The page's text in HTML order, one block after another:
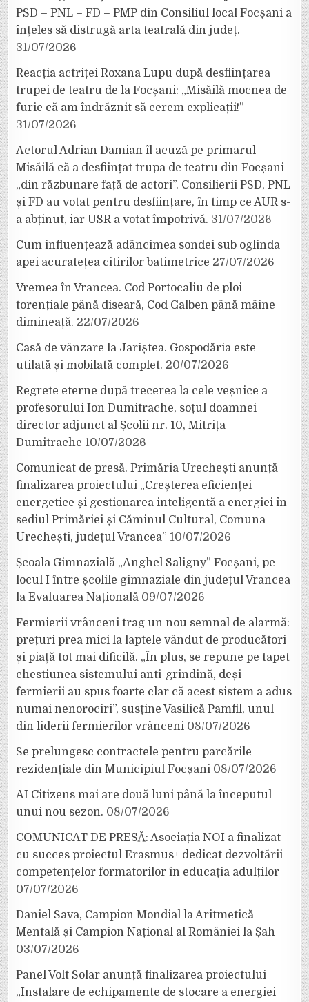
PSD – PNL – FD – PMP din Consiliul local Focșani a
înțeles să distrugă arta teatrală din județ.
31/07/2026
Reacția actriței Roxana Lupu după desființarea
trupei de teatru de la Focșani: „Misăilă mocnea de
furie că am îndrăznit să cerem explicații!”
31/07/2026
Actorul Adrian Damian îl acuză pe primarul
Misăilă că a desființat trupa de teatru din Focșani
„din răzbunare față de actori”. Consilierii PSD, PNL
și FD au votat pentru desființare, în timp ce AUR s-
a abținut, iar USR a votat împotrivă. 31/07/2026
Cum influențează adâncimea sondei sub oglinda
apei acuratețea citirilor batimetrice 27/07/2026
Vremea în Vrancea. Cod Portocaliu de ploi
torențiale până diseară, Cod Galben până mâine
dimineață. 22/07/2026
Casă de vânzare la Jariștea. Gospodăria este
utilată și mobilată complet. 20/07/2026
Regrete eterne după trecerea la cele veșnice a
profesorului Ion Dumitrache, soțul doamnei
director adjunct al Școlii nr. 10, Mitrița
Dumitrache 10/07/2026
Comunicat de presă. Primăria Urechești anunță
finalizarea proiectului „Creșterea eficienței
energetice și gestionarea inteligentă a energiei în
sediul Primăriei și Căminul Cultural, Comuna
Urechești, județul Vrancea” 10/07/2026
Școala Gimnazială „Anghel Saligny” Focșani, pe
locul I între școlile gimnaziale din județul Vrancea
la Evaluarea Națională 09/07/2026
Fermierii vrânceni trag un nou semnal de alarmă:
prețuri prea mici la laptele vândut de producători
și piață tot mai dificilă. „În plus, se repune pe tapet
chestiunea sistemului anti-grindină, deși
fermierii au spus foarte clar că acest sistem a adus
numai nenorociri”, susține Vasilică Pamfil, unul
din liderii fermierilor vrânceni 08/07/2026
Se prelungesc contractele pentru parcările
rezidențiale din Municipiul Focșani 08/07/2026
AI Citizens mai are două luni până la începutul
unui nou sezon. 08/07/2026
COMUNICAT DE PRESĂ: Asociația NOI a finalizat
cu succes proiectul Erasmus+ dedicat dezvoltării
competențelor formatorilor în educația adulților
07/07/2026
Daniel Sava, Campion Mondial la Aritmetică
Mentală și Campion Național al României la Șah
03/07/2026
Panel Volt Solar anunță finalizarea proiectului
„Instalare de echipamente de stocare a energiei